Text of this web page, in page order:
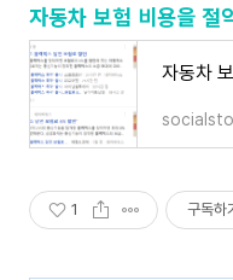
자동차 보험 비용을
1 구독하